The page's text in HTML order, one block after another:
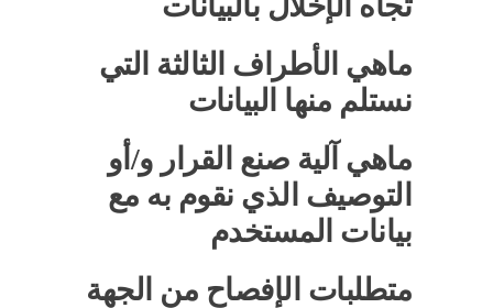
ماهي الأطراف الثالثة التي
نستلم منها البيانات
ماهي آلية صنع القرار و/أو
التوصيف الذي نقوم به مع
بيانات المستخدم
متطلبات الإفصاح من الجهة